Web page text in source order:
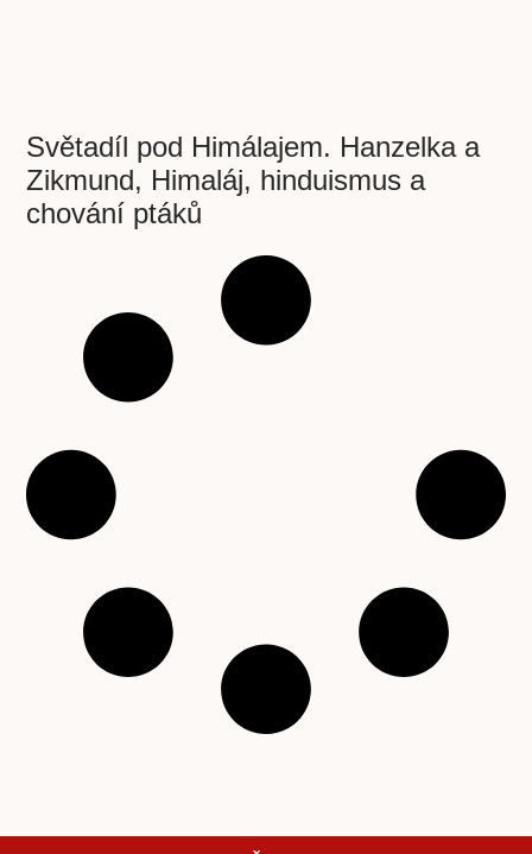
Světadíl pod Himálajem. Hanzelka a
Zikmund, Himaláj, hinduismus a
chování ptáků